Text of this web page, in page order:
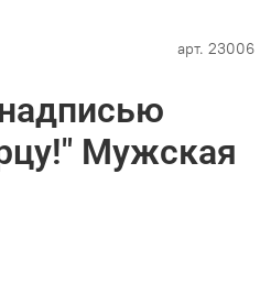
арт. 23006
Мужская